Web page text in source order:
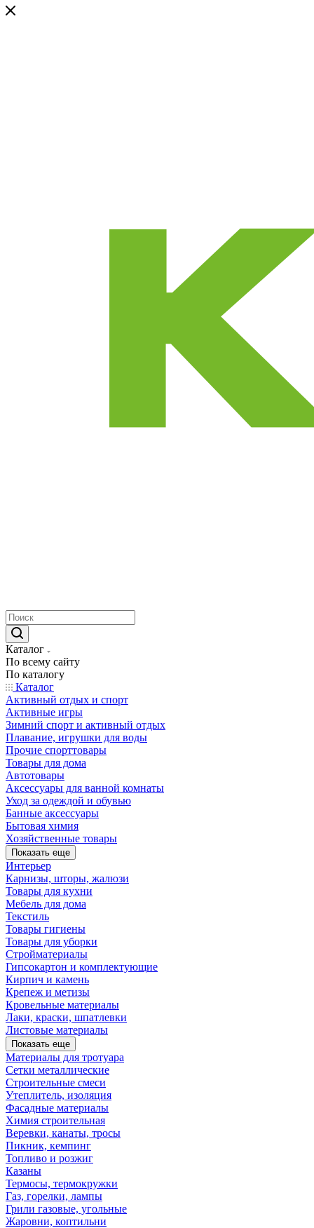
Каталог
По всему сайту
По каталогу
Каталог
Активный отдых и спорт
Активные игры
Зимний спорт и активный отдых
Плавание, игрушки для воды
Прочие спорттовары
Товары для дома
Автотовары
Аксессуары для ванной комнаты
Уход за одеждой и обувью
Банные аксессуары
Бытовая химия
Хозяйственные товары
Показать еще
Интерьер
Карнизы, шторы, жалюзи
Товары для кухни
Мебель для дома
Текстиль
Товары гигиены
Товары для уборки
Стройматериалы
Гипсокартон и комплектующие
Кирпич и камень
Крепеж и метизы
Кровельные материалы
Лаки, краски, шпатлевки
Листовые материалы
Показать еще
Материалы для тротуара
Сетки металлические
Строительные смеси
Утеплитель, изоляция
Фасадные материалы
Химия строительная
Веревки, канаты, тросы
Пикник, кемпинг
Топливо и розжиг
Казаны
Термосы, термокружки
Газ, горелки, лампы
Грили газовые, угольные
Жаровни, коптильни